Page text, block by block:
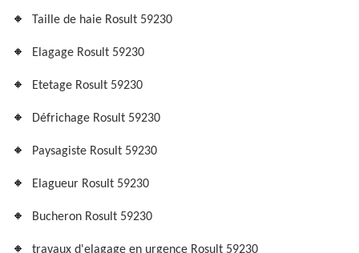
Taille de haie Rosult 59230
Elagage Rosult 59230
Etetage Rosult 59230
Défrichage Rosult 59230
Paysagiste Rosult 59230
Elagueur Rosult 59230
Bucheron Rosult 59230
travaux d'elagage en urgence Rosult 59230